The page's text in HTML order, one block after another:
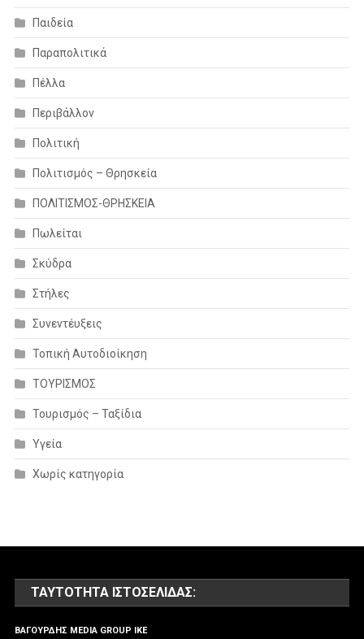
Παιδεία
Παραπολιτικά
Πέλλα
Περιβάλλον
Πολιτική
Πολιτισμός – Θρησκεία
ΠΟΛΙΤΙΣΜΟΣ-ΘΡΗΣΚΕΙΑ
Πωλείται
Σκύδρα
Στήλες
Συνεντέυξεις
Τοπική Αυτοδιοίκηση
ΤΟΥΡΙΣΜΟΣ
Τουρισμός – Ταξίδια
Υγεία
Χωρίς κατηγορία
ΤΑΥΤΌΤΗΤΑ ΙΣΤΟΣΕΛΊΔΑΣ:
ΒΑΓΟΥΡΔΗΣ MEDIA GROUP IKE